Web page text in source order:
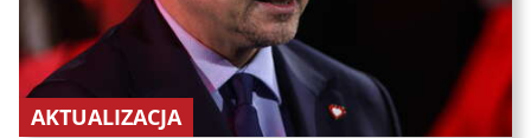
AKTUALIZACJA